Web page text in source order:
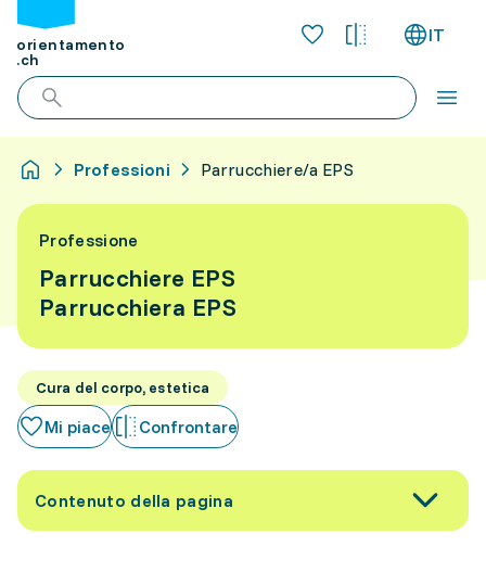
orientamento
.ch
IT
Professioni Parrucchiere/a EPS
Professione
Parrucchiere EPS
Parrucchiera EPS
Cura del corpo, estetica
Mi piace Confrontare
Contenuto della pagina